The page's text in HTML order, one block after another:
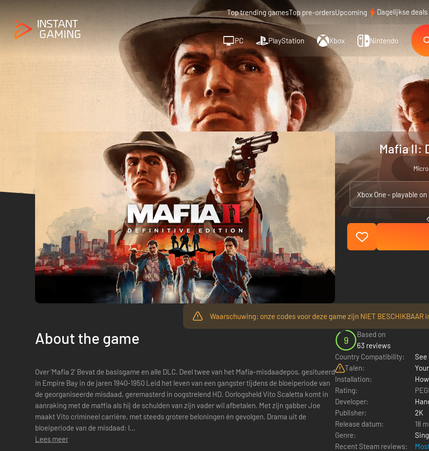
Top trending gamesTop pre-ordersUpcoming Dagelijkse deals
PC PlayStation Xbox Nintendo
Mafia II:
Waarschuwing: onze codes voor deze game zijn NIET BESCHIKBAAR
About the game
Over 'Mafia 2' Bevat de basisgame en alle DLC. Deel twee van het Mafia-misdaadepos, gesitueerd
in Empire Bay in de jaren 1940-1950 Leid het leven van een gangster tijdens de bloeiperiode van
de georganiseerde misdaad, geremasterd in oogstrelend HD. Oorlogsheld Vito Scaletta komt in
aanraking met de maffia als hij de schulden van zijn vader wil afbetalen. Met zijn gabber Joe
maakt Vito crimineel carrière, met steeds grotere beloningen én gevolgen. Drama uit de
bloeiperiode van de misdaad: l...
Lees meer
9
Based on
63 reviews
Country Compatibility:
See
Talen:
Installation:
Rating:
Developer:
Publisher:
2K
Release datum:
18
Genre:
Recent Steam reviews: